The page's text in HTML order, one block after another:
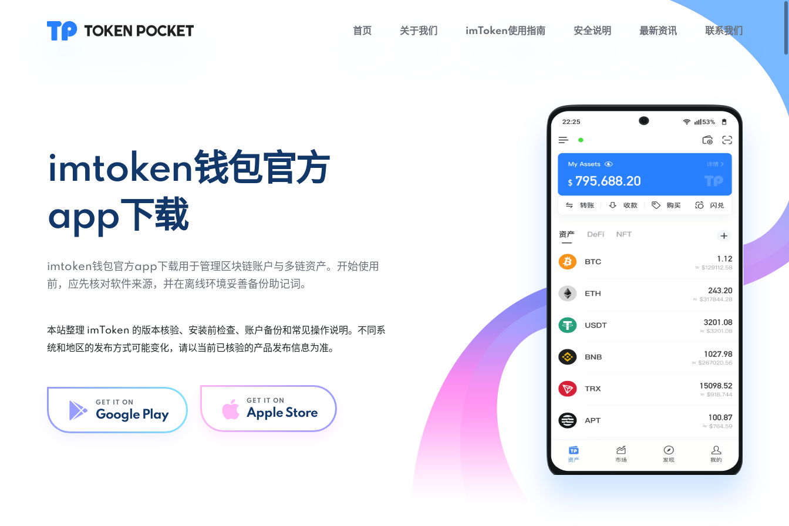
首页 关于我们 imToken使用指南 安全说明 最新资讯 联系我们
imtoken钱包官方
app下载
imtoken钱包官方app下载用于管理区块链账户与多链资产。开始使用
前，应先核对软件来源，并在离线环境妥善备份助记词。
本站整理 imToken 的版本核验、安装前检查、账户备份和常见操作说明。不同系
统和地区的发布方式可能变化，请以当前已核验的产品发布信息为准。
GET IT ON
Google Play
GET IT ON
Apple Store